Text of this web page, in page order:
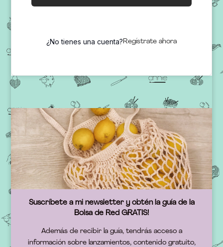
¿No tienes una cuenta?Regístrate ahora
Suscríbete a mi newsletter y obtén la guía de la
Bolsa de Red GRATIS!
Además de recibir la guía, tendrás acceso a
información sobre lanzamientos, contenido gratuito,